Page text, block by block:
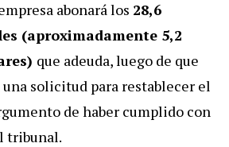
abonará los 28,6
(aproximadamente 5,2
que adeuda, luego de que
solicitud para restablecer el
de haber cumplido con
tribunal.